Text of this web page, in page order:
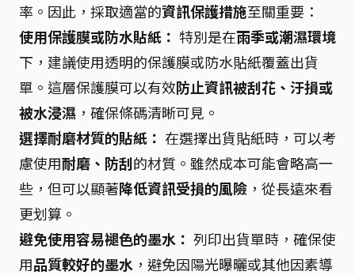
率。因此，採取適當的資訊保護措施至關重要：
使用保護膜或防水貼紙： 特別是在雨季或潮濕環境
下，建議使用透明的保護膜或防水貼紙覆蓋出貨
單。這層保護膜可以有效防止資訊被刮花、汙損或
被水浸濕 ，確保條碼清晰可見。
選擇耐磨材質的貼紙： 在選擇出貨貼紙時，可以考
慮使用耐磨、防刮的材質。雖然成本可能會略高一
些，但可以顯著降低資訊受損的風險 ，從長遠來看
更划算。
避免使用容易褪色的墨水： 列印出貨單時，確保使
用品質較好的墨水 ，避免因陽光曝曬或其他因素導